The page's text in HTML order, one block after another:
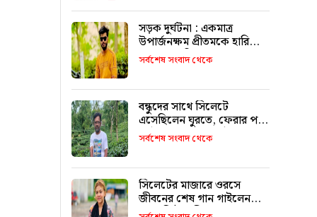
সড়ক দুর্ঘটনা : একমাত্র
উপার্জনক্ষম প্রীতমকে হারিয়ে
বাকরুদ্ধ পরিবার
সর্বশেষ সংবাদ থেকে
বন্ধুদের সাথে সিলেটে
এসেছিলেন ঘুরতে, ফেরার পথে
দুর্ঘটনায় মারা যান সাইফুল
সর্বশেষ সংবাদ থেকে
সিলেটের মাজারে ওরসে
জীবনের শেষ গান গাইলেন
পেহেলি ভৈরবী